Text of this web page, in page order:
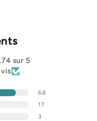
sur 5
68
17
3